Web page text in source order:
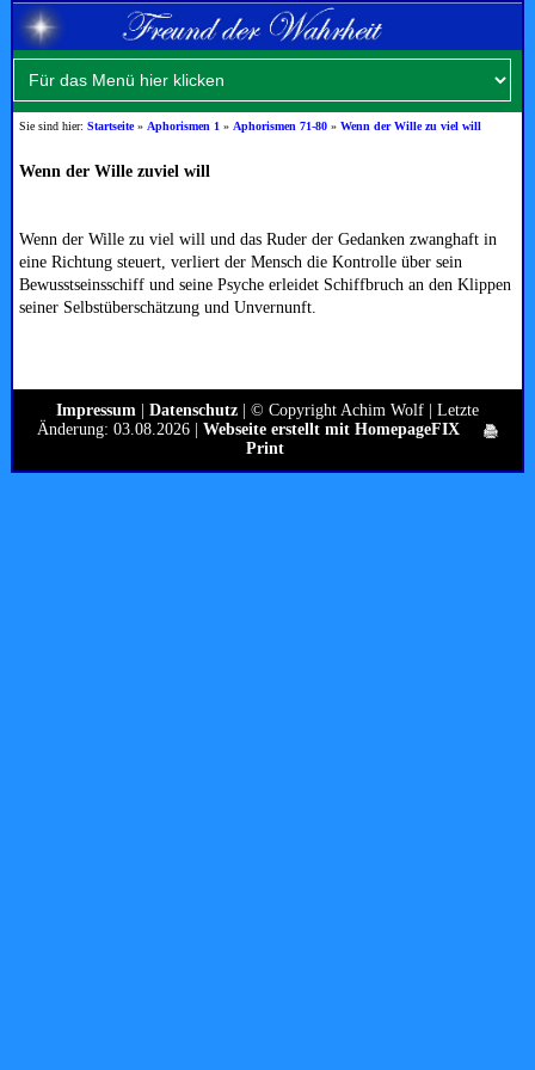
Sie sind hier:Startseite» Aphorismen 1 » Aphorismen 71-80 »Wenn der Wille zu viel will
Wenn der Wille zuviel will
Wenn der Wille zu viel will und das Ruder der Gedanken zwanghaft in
eine Richtung steuert, verliert der Mensch die Kontrolle über sein
Bewusstseinsschiff und seine Psyche erleidet Schiffbruch an den Klippen
seiner Selbstüberschätzung und Unvernunft.
Impressum Datenschutz | © Copyright Achim Wolf | Letzte
Änderung: 03.08.2026 | Webseite erstellt mit HomepageFIX
Print